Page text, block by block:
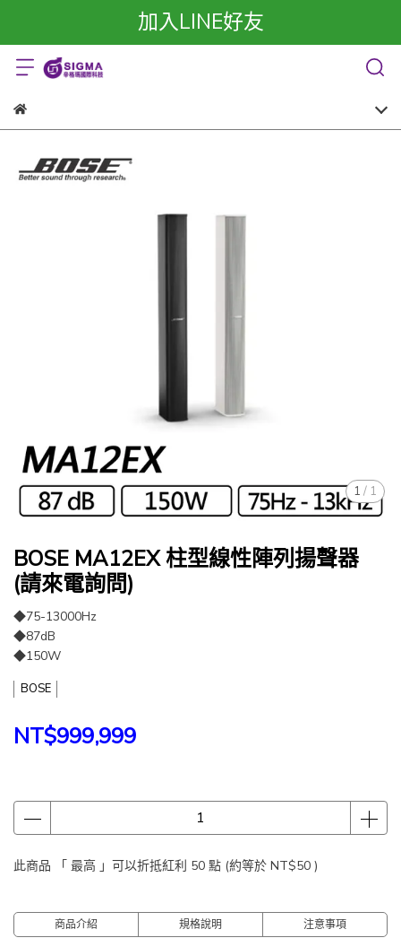
加入LINE好友
1 / 1
BOSE MA12EX 柱型線性陣列揚聲器
(請來電詢問)
◆75-13000Hz
◆87dB
◆150W
BOSE
NT$999,999
此商品 「 最高 」可以折抵紅利 50 點 (約等於 NT$50 )
商品介紹 規格說明 注意事項